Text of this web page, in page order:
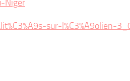
Niger
sur-l%C3%A9olien-